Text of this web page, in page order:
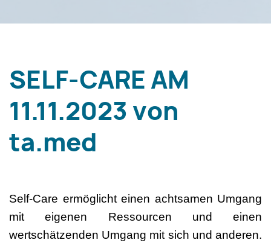
SELF-CARE AM
11.11.2023 von
ta.med
Self-Care ermöglicht einen achtsamen Umgang
mit eigenen Ressourcen und einen
wertschätzenden Umgang mit sich und anderen.